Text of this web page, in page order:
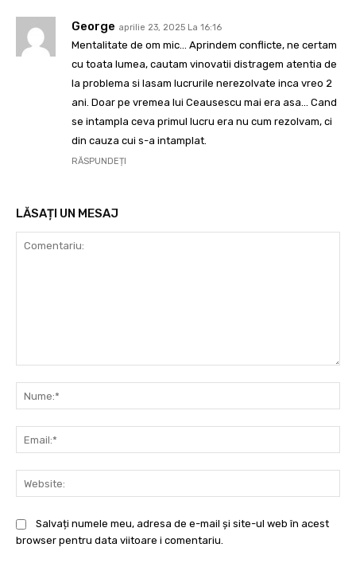
George aprilie 23, 2025 La 16:16
Mentalitate de om mic… Aprindem conflicte, ne certam
cu toata lumea, cautam vinovatii distragem atentia de
la problema si lasam lucrurile nerezolvate inca vreo 2
ani. Doar pe vremea lui Ceausescu mai era asa… Cand
se intampla ceva primul lucru era nu cum rezolvam, ci
din cauza cui s-a intamplat.
RĂSPUNDEȚI
LĂSAȚI UN MESAJ
Salvați numele meu, adresa de e-mail și site-ul web în acest
browser pentru data viitoare i comentariu.